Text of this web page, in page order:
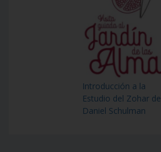
Introducción a la
Estudio del Zohar de
Daniel Schulman